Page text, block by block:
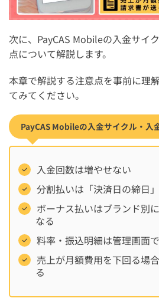
次に、PayCAS Mobileの入金サイ
点について解説します。
本章で解説する注意点を事前に理
てみてください。
PayCAS Mobileの入金サイクル・入
入金回数は増やせない
分割払いは「決済日の締日
ボーナス払いはブランド別
なる
料率・振込明細は管理画面
売上が月額費用を下回る場
る